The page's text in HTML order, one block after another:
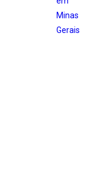
Minas
Gerais